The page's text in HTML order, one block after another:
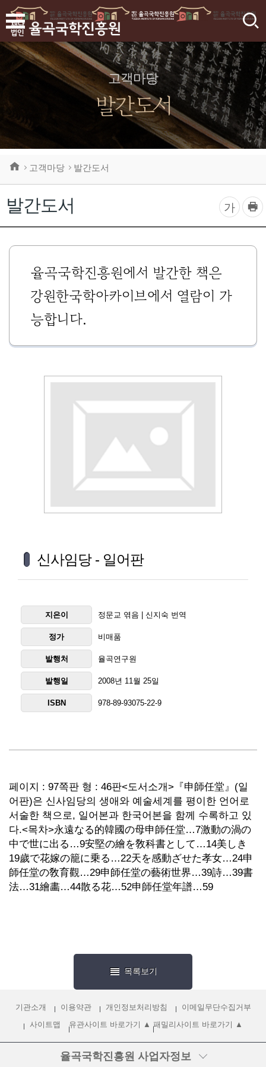
검
고객마당
발간도서
발간도서
고객마당 발간도서
글
자
크
조
가
프
린
트
기
율곡국학진흥원에서 발간한 책은
강원한국학아카이브에서 열람이 가
능합니다.
신사임당 - 일어판
지은이 정문교 엮음 | 신지숙 번역
정가 비매품
발행처 율곡연구원
발행일 2008년 11월 25일
ISBN 978-89-93075-22-9
페이지 : 97쪽판 형 : 46판<도서소개> 『申師任堂』(일
어판)은 신사임당의 생애와 예술세계를 평이한 언어로
서술한 책으로, 일어본과 한국어본을 함께 수록하고 있
다.<목차>永遠なる的韓國の母申師任堂…7激動の渦の
中で世に出る…9安堅の繪を敎科書として…14美しき
19歲で花嫁の籠に乗る…22天を感動ざせた孝女…24申
師任堂の敎育觀…29申師任堂の藝術世界…39詩…39書
法…31繪畵…44散る花…52申師任堂年譜…59
목록보기
기관소개 이용약관 개인정보처리방침
이메일무단수집거부
사이트맵
유관사이트 바로가기 ▲ 패밀리사이트 바로가기 ▲
율곡국학진흥원 사업자정보